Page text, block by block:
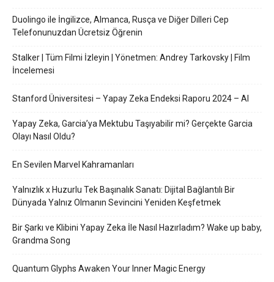
Duolingo ile İngilizce, Almanca, Rusça ve Diğer Dilleri Cep
Telefonunuzdan Ücretsiz Öğrenin
Stalker | Tüm Filmi İzleyin | Yönetmen: Andrey Tarkovsky | Film
İncelemesi
Stanford Üniversitesi – Yapay Zeka Endeksi Raporu 2024 – AI
Yapay Zeka, Garcia’ya Mektubu Taşıyabilir mi? Gerçekte Garcia
Olayı Nasıl Oldu?
En Sevilen Marvel Kahramanları
Yalnızlık x Huzurlu Tek Başınalık Sanatı: Dijital Bağlantılı Bir
Dünyada Yalnız Olmanın Sevincini Yeniden Keşfetmek
Bir Şarkı ve Klibini Yapay Zeka İle Nasıl Hazırladım? Wake up baby,
Grandma Song
Quantum Glyphs Awaken Your Inner Magic Energy